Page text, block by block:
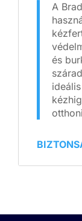
A
és